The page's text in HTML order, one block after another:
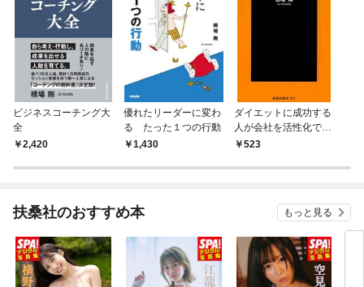
ビジネスコーチング大
全
2,420
優れたリーダーに変わ
る たった１つの行動
1,430
ダイエットに成功する
人が会社を活性化でき
るワケ
523
扶桑社のおすすめ本 もっと見る